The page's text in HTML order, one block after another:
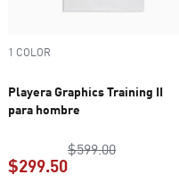
1 COLOR
Playera Graphics Training II
para hombre
$599.00precio
$299.50